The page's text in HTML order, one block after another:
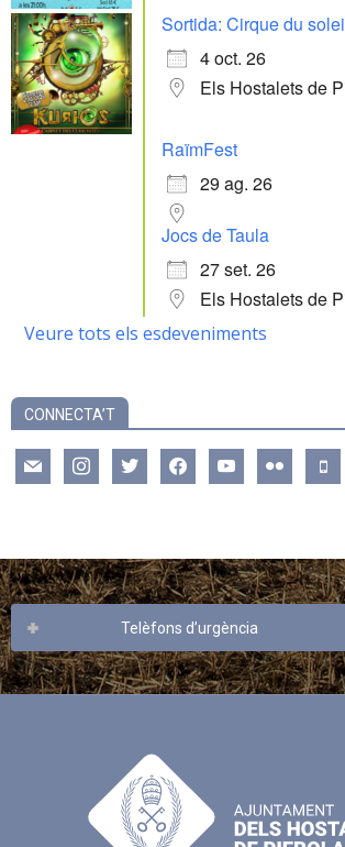
Sortida: Cirque du
4 oct. 26
Els Hostalets de
RaïmFest
29 ag. 26
Jocs de Taula
27 set. 26
Els Hostalets de
Veure tots els esdeveniments
CONNECTA’T
mail instagramtwitter facebookyoutube flickr mobile
Telèfons d’urgència